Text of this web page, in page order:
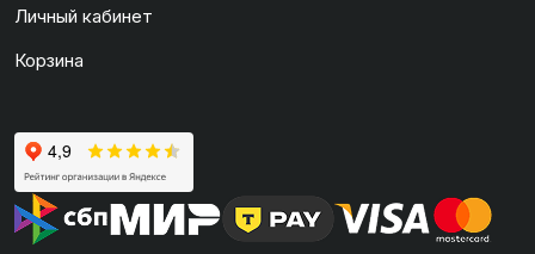
Личный кабинет
Корзина